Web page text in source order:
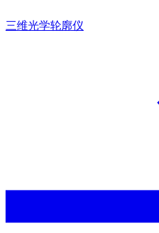
三维光学轮廓仪